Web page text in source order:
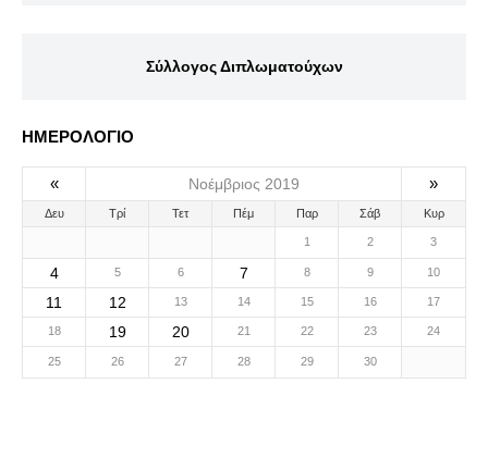
Σύλλογος Διπλωματούχων
ΗΜΕΡΟΛΟΓΙΟ
« Νοέμβριος 2019 »
Δευ Τρί Τετ Πέμ Παρ Σάβ Κυρ
1 2 3
4 5 6 7 8 9 10
11 12 13 14 15 16 17
18 19 20 21 22 23 24
25 26 27 28 29 30